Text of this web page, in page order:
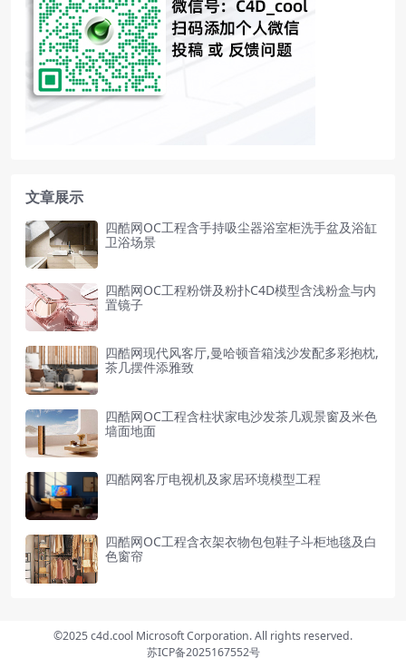
文章展示
四酷网OC工程含手持吸尘器浴室柜洗手盆及浴缸
卫浴场景
四酷网OC工程粉饼及粉扑C4D模型含浅粉盒与内
置镜子
四酷网现代风客厅,曼哈顿音箱浅沙发配多彩抱枕,
茶几摆件添雅致
四酷网OC工程含柱状家电沙发茶几观景窗及米色
墙面地面
四酷网客厅电视机及家居环境模型工程
四酷网OC工程含衣架衣物包包鞋子斗柜地毯及白
色窗帘
©2025 c4d.cool Microsoft Corporation. All rights reserved.
苏ICP备2025167552号